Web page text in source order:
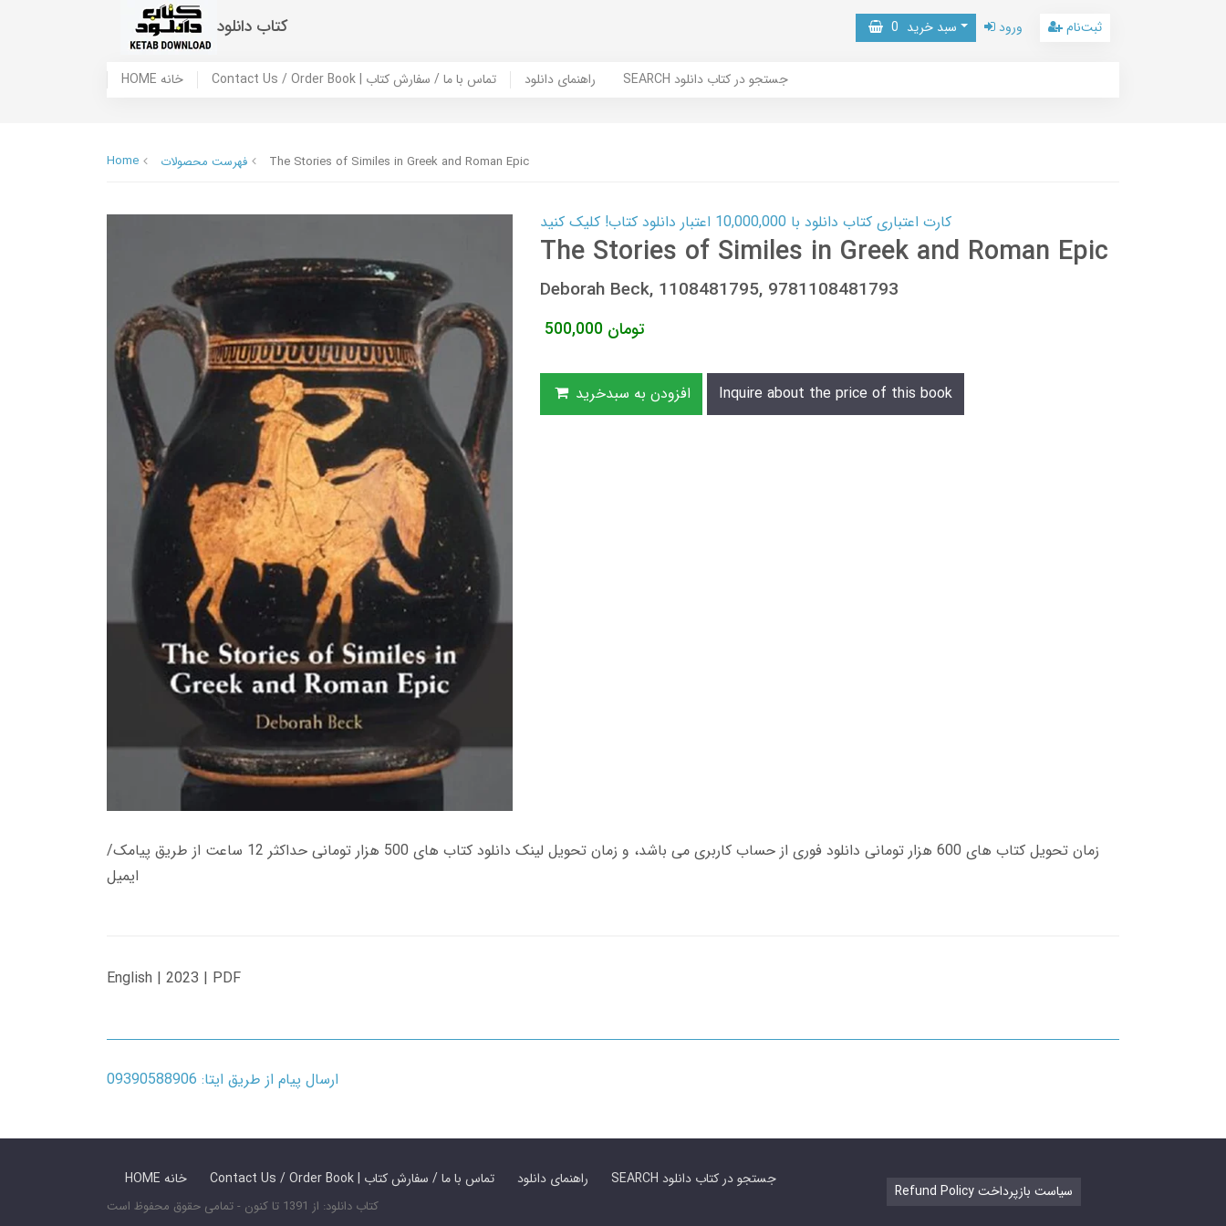
کتاب دانلود سبد خرید 0 ورود ثبت‌نام
HOME خانه Contact Us / Order Book | تماس با ما / سفارش کتاب راهنمای دانلود SEARCH جستجو در کتاب دانلود
Home فهرست محصولات The Stories of Similes in Greek and Roman Epic
کارت اعتباری کتاب دانلود با 10,000,000 اعتبار دانلود کتاب! کلیک کنید
The Stories of Similes in Greek and Roman Epic
Deborah Beck, 1108481795, 9781108481793
500,000 تومان
افزودن به سبدخرید Inquire about the price of this book
زمان تحویل کتاب های 600 هزار تومانی دانلود فوری از حساب کاربری می باشد، و زمان تحویل لینک دانلود کتاب های 500 هزار تومانی حداکثر 12 ساعت از طریق پیامک/
ایمیل
English | 2023 | PDF
ارسال پیام از طریق ایتا: 09390588906
HOME خانه Contact Us / Order Book | تماس با ما / سفارش کتاب راهنمای دانلود SEARCH جستجو در کتاب دانلود
کتاب دانلود: از 1391 تا کنون - تمامی حقوق محفوظ است
Refund Policy سیاست بازپرداخت